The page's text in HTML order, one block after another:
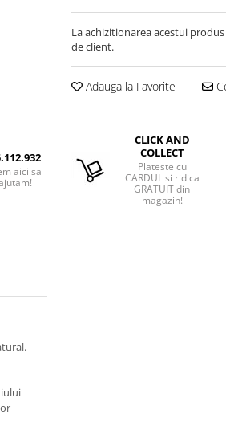
La achizitionarea acestui
de client.
Adauga la Favorite
aici sa
CLICK AND
COLLECT
Plateste cu
CARDUL si ridica
GRATUIT din
magazin!